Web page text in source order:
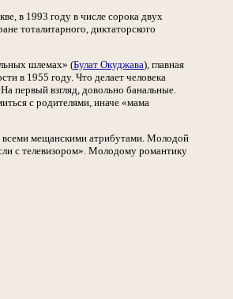
в 1993 году в числе сорока двух
тоталитарного, диктаторского
шлемах» (Булат Окуджава), главная
в 1955 году. Что делает человека
первый взгляд, довольно банальные.
с родителями, иначе «мама
всеми мещанскими атрибутами. Молодой
с телевизором». Молодому романтику